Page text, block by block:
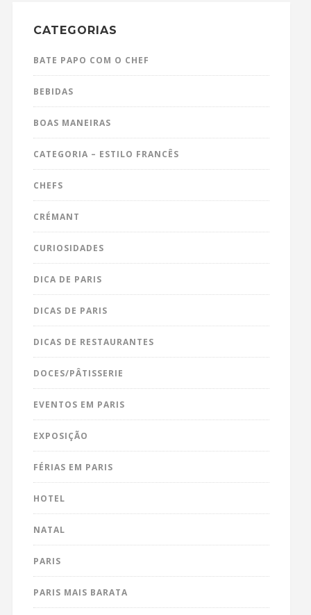
CATEGORIAS
BATE PAPO COM O CHEF
BEBIDAS
BOAS MANEIRAS
CATEGORIA – ESTILO FRANCÊS
CHEFS
CRÉMANT
CURIOSIDADES
DICA DE PARIS
DICAS DE PARIS
DICAS DE RESTAURANTES
DOCES/PÂTISSERIE
EVENTOS EM PARIS
EXPOSIÇÃO
FÉRIAS EM PARIS
HOTEL
NATAL
PARIS
PARIS MAIS BARATA